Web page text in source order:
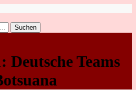
Deutsche Teams